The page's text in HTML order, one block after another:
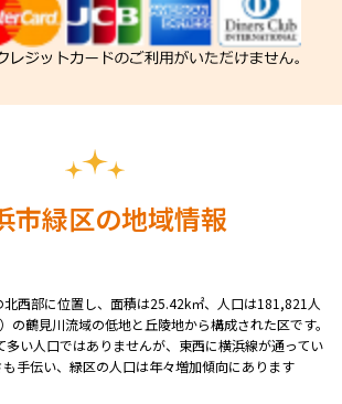
市緑区の地域情報
西部に位置し、 面積は25.42k㎡、人口は181,821 人
の鶴見川流域の低地と丘陵地から構成された区です。
多い人口ではありませんが、東西に横浜線が通ってい
手伝い、緑区の人口は年々増加傾向にあります